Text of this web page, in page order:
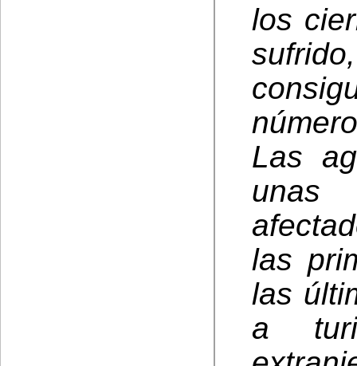
los
Las
unas
las
las
a